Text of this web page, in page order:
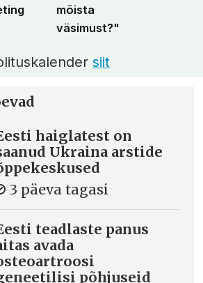
mõista
väsimust?"
siit
haiglatest on
Ukraina arstide
3 päeva tagasi
teadlaste panus
avada
põhjuseid